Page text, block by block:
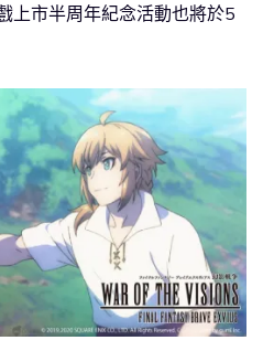
上市半周年紀念活動也將於5